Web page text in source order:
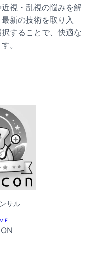
視・乱視の悩みを解
新の技術を取り入
することで、快適な
。
サル